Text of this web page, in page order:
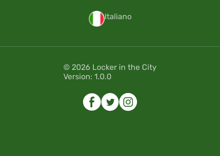
Italiano
© 2026 Locker in the City
Version: 1.0.0